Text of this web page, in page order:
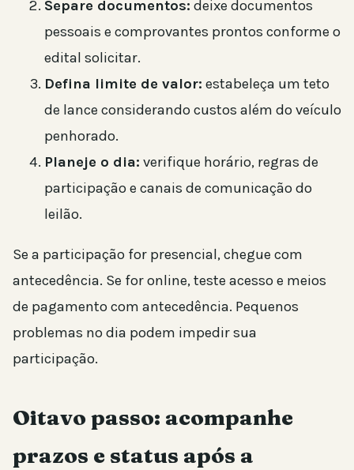
Separe documentos: deixe documentos
pessoais e comprovantes prontos conforme o
edital solicitar.
Defina limite de valor: estabeleça um teto
de lance considerando custos além do veículo
penhorado.
Planeje o dia: verifique horário, regras de
participação e canais de comunicação do
leilão.
Se a participação for presencial, chegue com
antecedência. Se for online, teste acesso e meios
de pagamento com antecedência. Pequenos
problemas no dia podem impedir sua
participação.
Oitavo passo: acompanhe
prazos e status após a